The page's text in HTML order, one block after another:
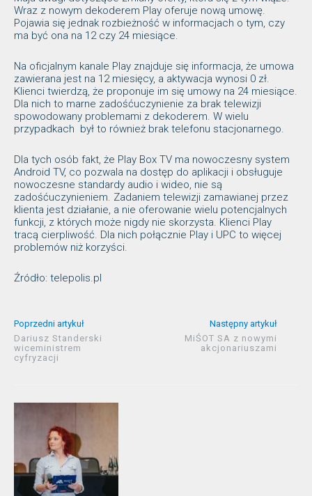
Wraz z nowym dekoderem Play oferuje nową umowę.
Pojawia się jednak rozbieżność w informacjach o tym, czy
ma być ona na 12 czy 24 miesiące.
Na oficjalnym kanale Play znajduje się informacja, że umowa
zawierana jest na 12 miesięcy, a aktywacja wynosi 0 zł.
Klienci twierdzą, że proponuje im się umowy na 24 miesiące.
Dla nich to marne zadośćuczynienie za brak telewizji
spowodowany problemami z dekoderem. W wielu
przypadkach był to również brak telefonu stacjonarnego.
Dla tych osób fakt, że Play Box TV ma nowoczesny system
Android TV, co pozwala na dostęp do aplikacji i obsługuje
nowoczesne standardy audio i wideo, nie są
zadośćuczynieniem. Zadaniem telewizji zamawianej przez
klienta jest działanie, a nie oferowanie wielu potencjalnych
funkcji, z których może nigdy nie skorzysta. Klienci Play
tracą cierpliwość. Dla nich połącznie Play i UPC to więcej
problemów niż korzyści.
Źródło: telepolis.pl
Poprzedni artykuł
Dariusz Standerski
wiceministrem
cyfryzacji
Następny artykuł
MiŚOT SA z nowymi
akcjonariuszami